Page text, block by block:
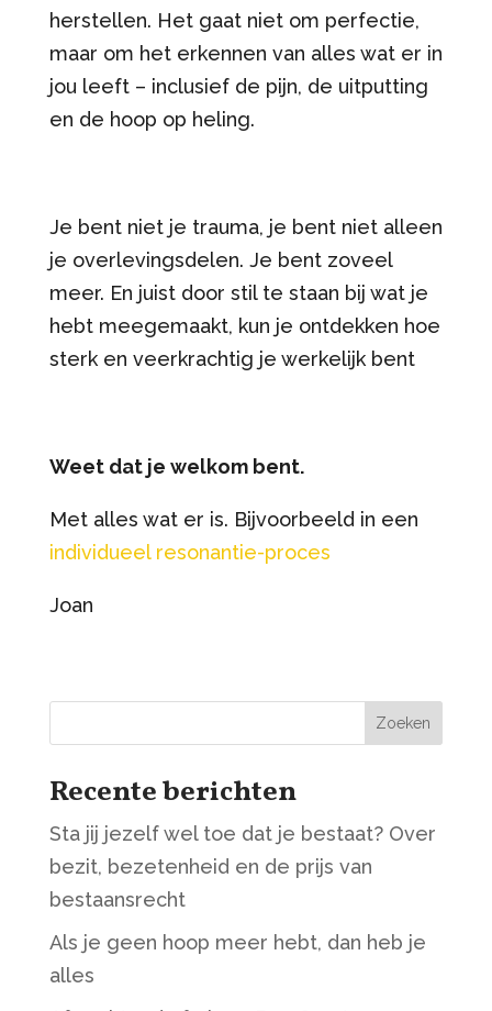
herstellen. Het gaat niet om perfectie,
maar om het erkennen van alles wat er in
jou leeft – inclusief de pijn, de uitputting
en de hoop op heling.
Je bent niet je trauma, je bent niet alleen
je overlevingsdelen. Je bent zoveel
meer. En juist door stil te staan bij wat je
hebt meegemaakt, kun je ontdekken hoe
sterk en veerkrachtig je werkelijk bent
Weet dat je welkom bent.
Met alles wat er is. Bijvoorbeeld in een
individueel resonantie-proces
Joan
Zoeken
Recente berichten
Sta jij jezelf wel toe dat je bestaat? Over
bezit, bezetenheid en de prijs van
bestaansrecht
Als je geen hoop meer hebt, dan heb je
alles